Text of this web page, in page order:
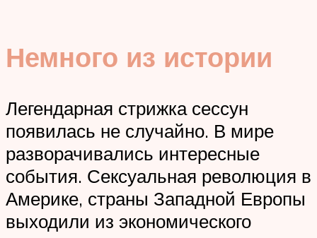
Немного из истории
Легендарная стрижка сессун
появилась не случайно. В мире
разворачивались интересные
события. Сексуальная революция в
Америке, страны Западной Европы
выходили из экономического